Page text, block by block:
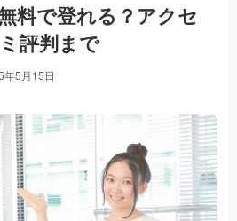
料で登れる？アクセ
評判まで
年5月15日